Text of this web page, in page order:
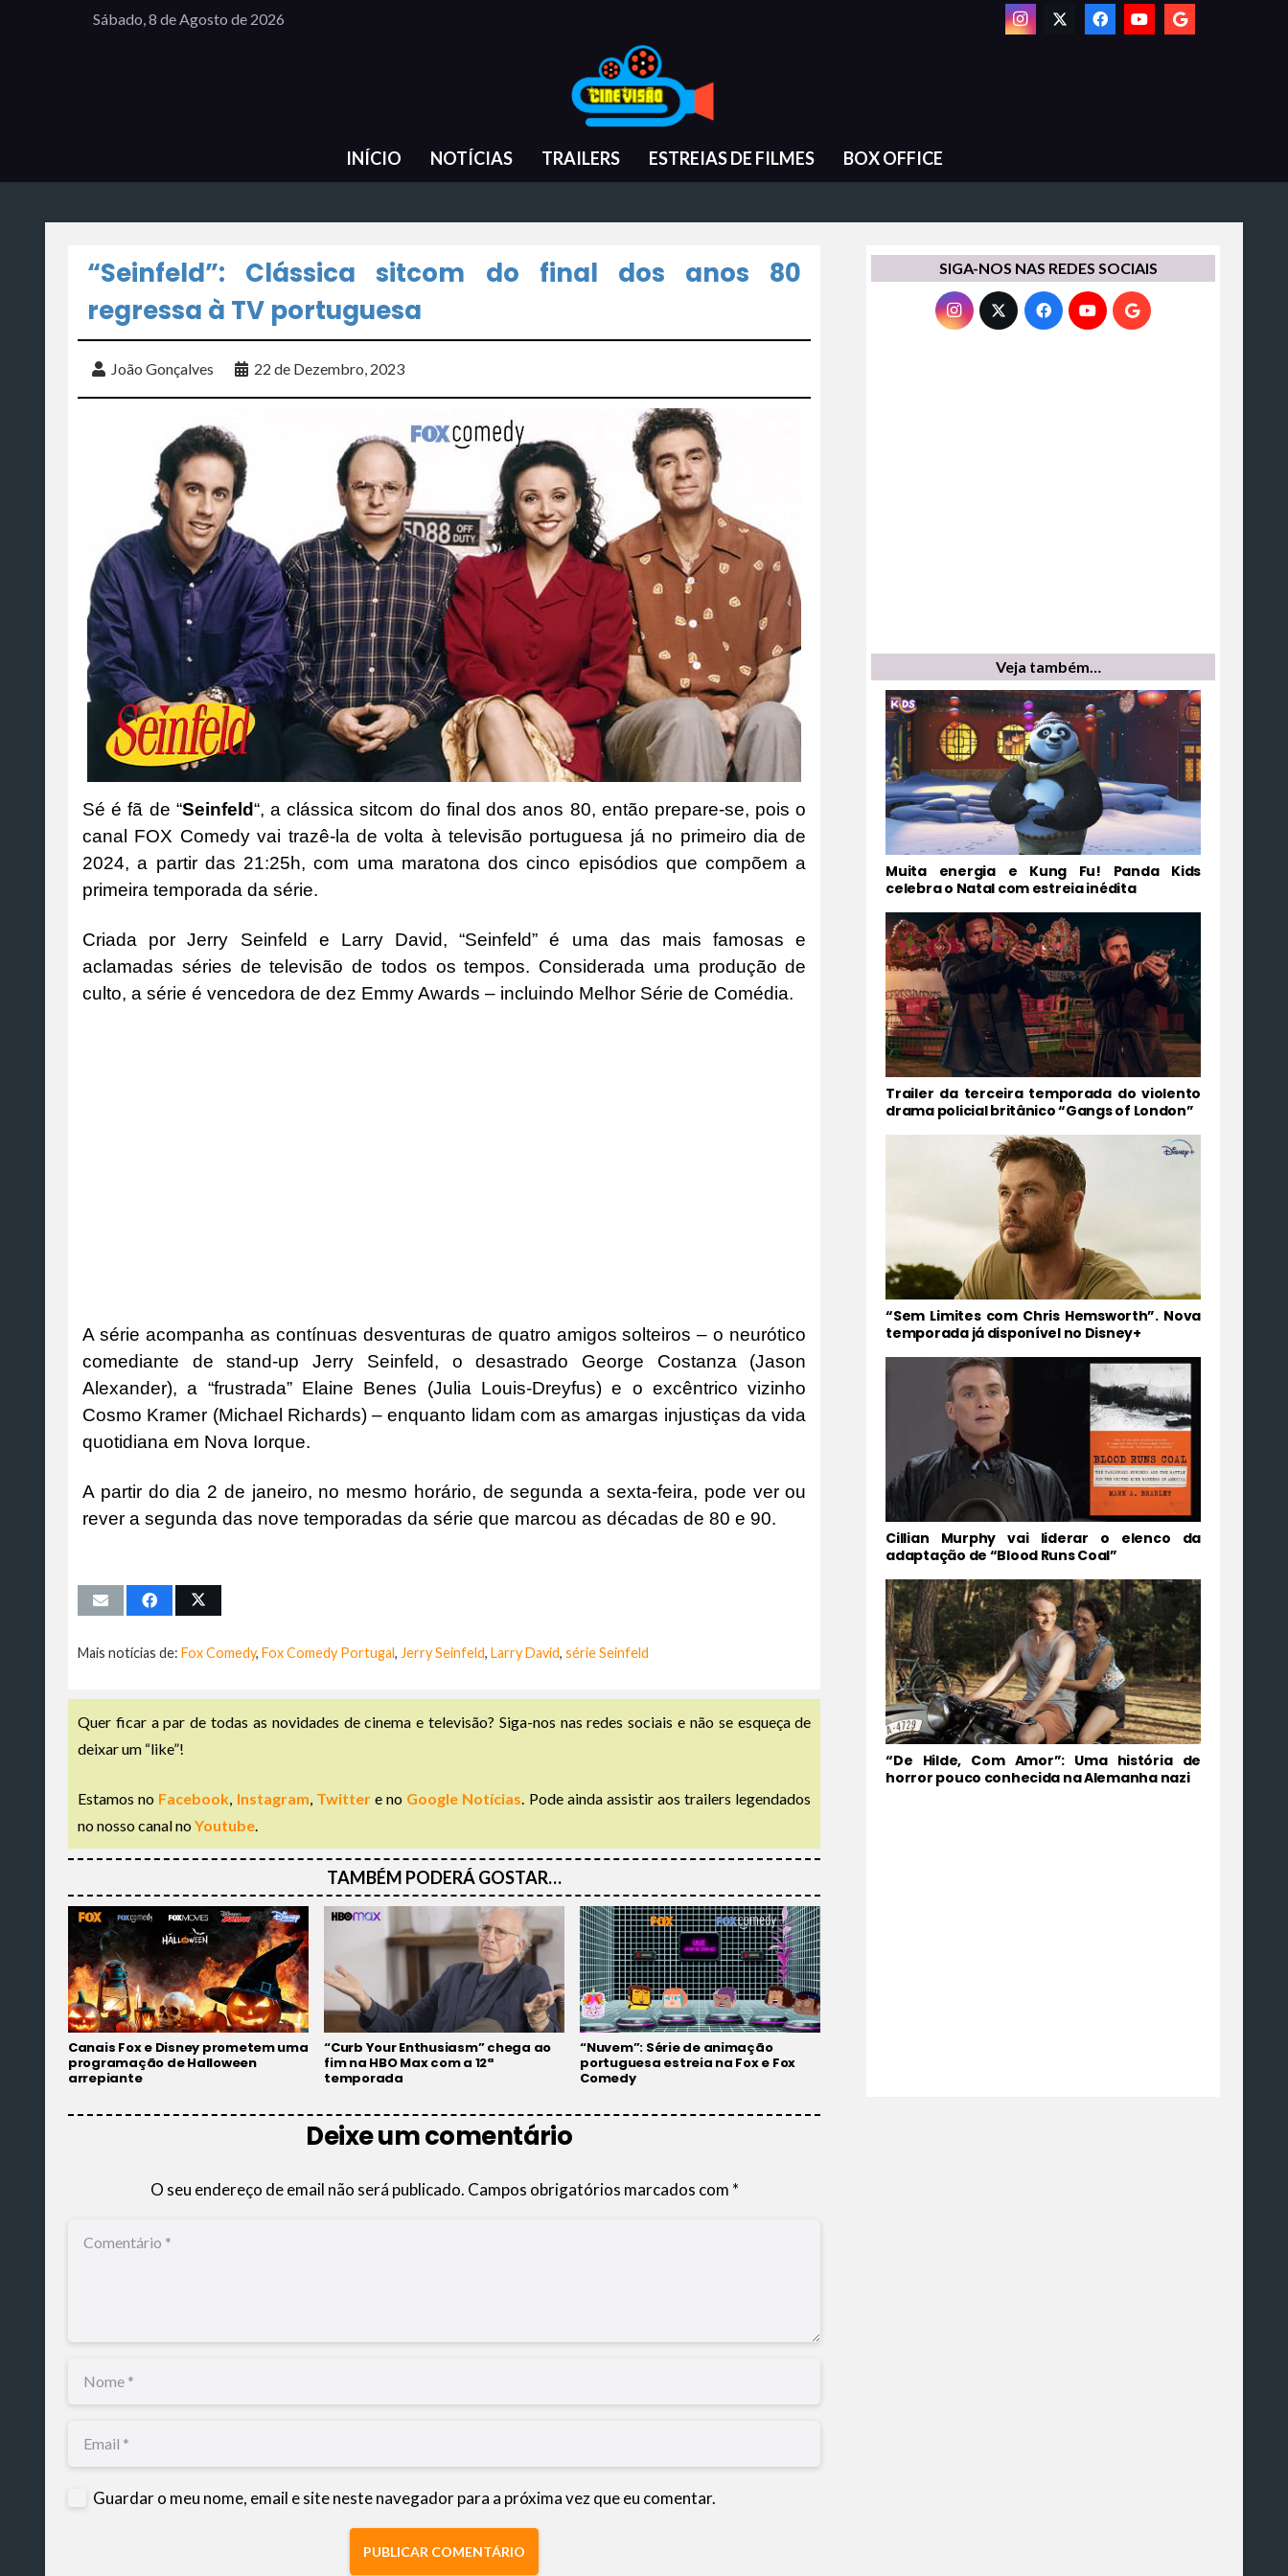
Sábado, 8 de Agosto de 2026
INÍCIO NOTÍCIAS TRAILERS ESTREIAS DE FILMES BOX OFFICE
“Seinfeld”: Clássica sitcom do final dos anos 80
regressa à TV portuguesa
João Gonçalves 22 de Dezembro, 2023
Sé é fã de “Seinfeld“, a clássica sitcom do final dos anos 80, então prepare-se, pois o
canal FOX Comedy vai trazê-la de volta à televisão portuguesa já no primeiro dia de
2024, a partir das 21:25h, com uma maratona dos cinco episódios que compõem a
primeira temporada da série.
Criada por Jerry Seinfeld e Larry David, “Seinfeld” é uma das mais famosas e
aclamadas séries de televisão de todos os tempos. Considerada uma produção de
culto, a série é vencedora de dez Emmy Awards – incluindo Melhor Série de Comédia.
A série acompanha as contínuas desventuras de quatro amigos solteiros – o neurótico
comediante de stand-up Jerry Seinfeld, o desastrado George Costanza (Jason
Alexander), a “frustrada” Elaine Benes (Julia Louis-Dreyfus) e o excêntrico vizinho
Cosmo Kramer (Michael Richards) – enquanto lidam com as amargas injustiças da vida
quotidiana em Nova Iorque.
A partir do dia 2 de janeiro, no mesmo horário, de segunda a sexta-feira, pode ver ou
rever a segunda das nove temporadas da série que marcou as décadas de 80 e 90.
Mais notícias de: Fox Comedy, Fox Comedy Portugal, Jerry Seinfeld, Larry David, série Seinfeld
Quer ficar a par de todas as novidades de cinema e televisão? Siga-nos nas redes sociais e não se esqueça de
deixar um “like”!
Estamos no Facebook, Instagram, Twittere no Google Notícias. Pode ainda assistir aos trailers legendados
no nosso canal noYoutube.
TAMBÉM PODERÁ GOSTAR…
Canais Fox e Disney prometem uma
programação de Halloween
arrepiante
“Curb Your Enthusiasm” chega ao
fim na HBO Max com a 12ª
temporada
“Nuvem”: Série de animação
portuguesa estreia na Fox e Fox
Comedy
Deixe um comentário
O seu endereço de email não será publicado. Campos obrigatórios marcados com *
Guardar o meu nome, email e site neste navegador para a próxima vez que eu comentar.
PUBLICAR COMENTÁRIO
SIGA-NOS NAS REDES SOCIAIS
Veja também…
Muita energia e Kung Fu! Panda Kids
celebra o Natal com estreia inédita
Trailer da terceira temporada do violento
drama policial britânico “Gangs of London”
“Sem Limites com Chris Hemsworth”. Nova
temporada já disponível no Disney+
Cillian Murphy vai liderar o elenco da
adaptação de “Blood Runs Coal”
“De Hilde, Com Amor”: Uma história de
horror pouco conhecida na Alemanha nazi